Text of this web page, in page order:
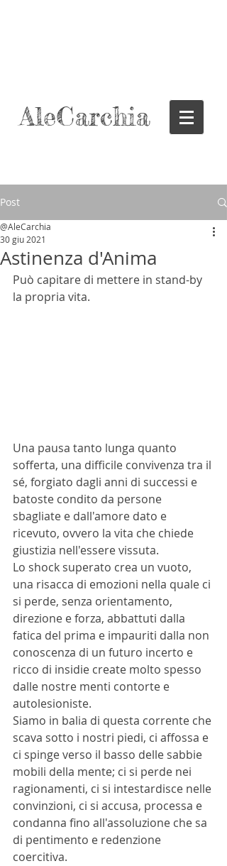
AleCarchia
Post
Astinenza d'Anima
@AleCarchia
30 giu 2021
Può capitare di mettere in stand-by
la propria vita.
Una pausa tanto lunga quanto
sofferta, una difficile convivenza tra il
sé, forgiato dagli anni di successi e
batoste condito da persone
sbagliate e dall'amore dato e
ricevuto, ovvero la vita che chiede
giustizia nell'essere vissuta.
Lo shock superato crea un vuoto,
una risacca di emozioni nella quale ci
si perde, senza orientamento,
direzione e forza, abbattuti dalla
fatica del prima e impauriti dalla non
conoscenza di un futuro incerto e
ricco di insidie create molto spesso
dalle nostre menti contorte e
autolesioniste.
Siamo in balia di questa corrente che
scava sotto i nostri piedi, ci affossa e
ci spinge verso il basso delle sabbie
mobili della mente; ci si perde nei
ragionamenti, ci si intestardisce nelle
convinzioni, ci si accusa, processa e
condanna fino all'assoluzione che sa
di pentimento e redenzione
coercitiva.